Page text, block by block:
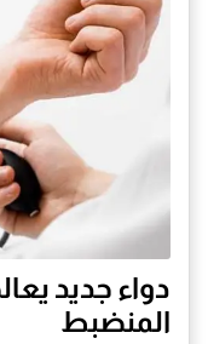
دواء جديد
المنضبط